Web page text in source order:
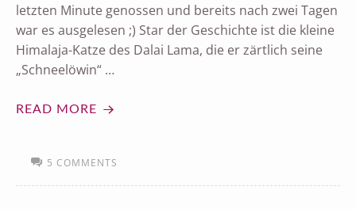
letzten Minute genossen und bereits nach zwei Tagen
war es ausgelesen ;) Star der Geschichte ist die kleine
Himalaja-Katze des Dalai Lama, die er zärtlich seine
„Schneelöwin“ …
READ MORE
5 COMMENTS